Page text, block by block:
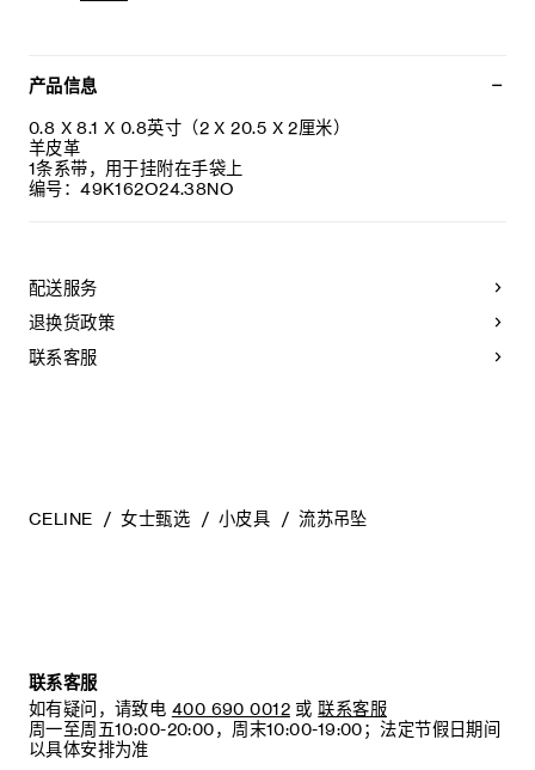
产品信息
0.8 X 8.1 X 0.8英寸（2 X 20.5 X 2厘米）
羊皮革
1条系带，用于挂附在手袋上
编号：49K162O24.38NO
配送服务
退换货政策
联系客服
CELINE 女士甄选 小皮具 流苏吊坠
联系客服
如有疑问，请致电 400 690 0012 或 联系客服
周一至周五10:00-20:00，周末10:00-19:00；法定节假日期间
以具体安排为准